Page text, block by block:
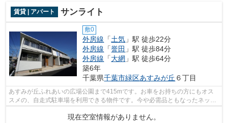
賃貸 | アパート サンライト
敷0
外房線 「土気 」駅 徒歩22分
外房線 「誉田 」駅 徒歩84分
外房線 「大網 」駅 徒歩64分
築6年
千葉県千葉市緑区あすみが丘 ６丁目
あすみが丘ふれあいの広場公園まで415mです。お車をお持ちの方にもオス
スメの、自走式駐車場を利用できる物件です。今や必需品ともなったネッ
ト。こちらはインターネット有り物件です...
現在空室情報がありません。